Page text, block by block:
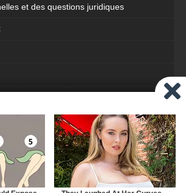
et des questions juridiques
manteton.com © 2021